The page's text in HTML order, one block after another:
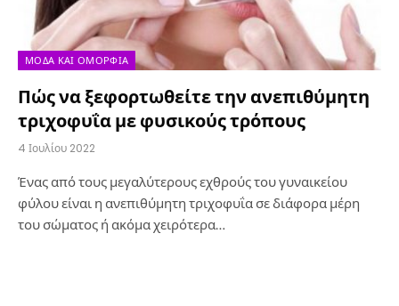
ΜΌΔΑ ΚΑΙ ΟΜΟΡΦΙΆ
Πώς να ξεφορτωθείτε την ανεπιθύμητη
τριχοφυΐα με φυσικούς τρόπους
4 Ιουλίου 2022
Ένας από τους μεγαλύτερους εχθρούς του γυναικείου
φύλου είναι η ανεπιθύμητη τριχοφυΐα σε διάφορα μέρη
του σώματος ή ακόμα χειρότερα…